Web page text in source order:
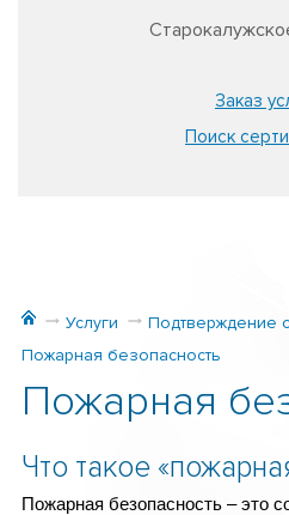
Заказ
Поиск
Услуги
Подтверждение
Пожарная безопасность
Пожарная
Что такое
Пожарная безопасность – это